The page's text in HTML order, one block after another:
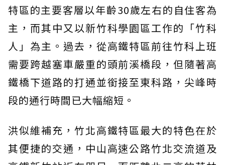
特區的主要客層以年齡30歲左右的自住客為
主，而其中又以新竹科學園區工作的「竹科
人」為主。過去，從高鐵特區前往竹科上班
需要跨越塞車嚴重的頭前溪橋段，但隨著高
鐵橋下道路的打通並銜接至東科路，尖峰時
段的通行時間已大幅縮短。
洪似維補充，竹北高鐵特區最大的特色在於
其便捷的交通，中山高速公路竹北交流道及